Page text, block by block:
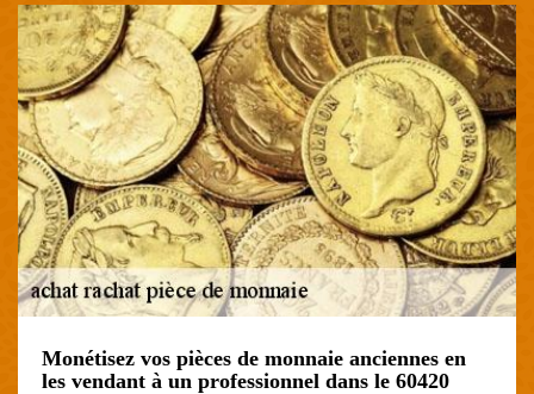
Monétisez vos pièces de monnaie anciennes en
les vendant à un professionnel dans le 60420